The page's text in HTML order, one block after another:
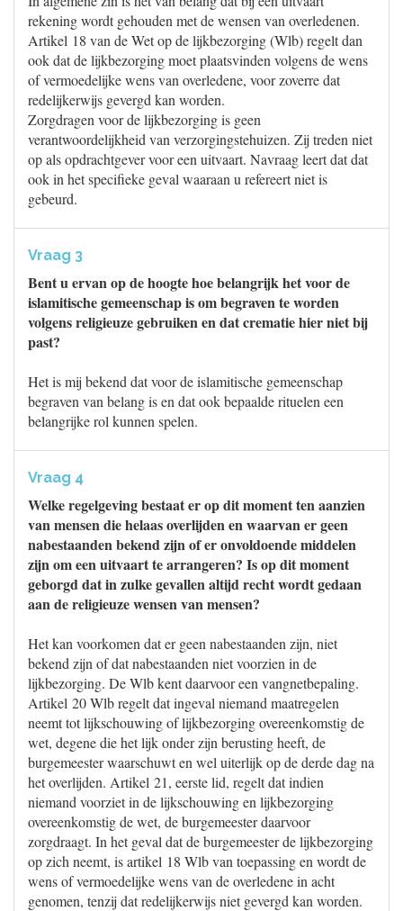
rekening wordt gehouden met de wensen van overledenen.
Artikel 18 van de Wet op de lijkbezorging (Wlb) regelt dan
ook dat de lijkbezorging moet plaatsvinden volgens de wens
of vermoedelijke wens van overledene, voor zoverre dat
redelijkerwijs gevergd kan worden.
Zorgdragen voor de lijkbezorging is geen
verantwoordelijkheid van verzorgingstehuizen. Zij treden niet
op als opdrachtgever voor een uitvaart. Navraag leert dat dat
ook in het specifieke geval waaraan u refereert niet is
gebeurd.
Vraag 3
Bent u ervan op de hoogte hoe belangrijk het voor de
islamitische gemeenschap is om begraven te worden
volgens religieuze gebruiken en dat crematie hier niet bij
past?
Het is mij bekend dat voor de islamitische gemeenschap
begraven van belang is en dat ook bepaalde rituelen een
belangrijke rol kunnen spelen.
Vraag 4
Welke regelgeving bestaat er op dit moment ten aanzien
van mensen die helaas overlijden en waarvan er geen
nabestaanden bekend zijn of er onvoldoende middelen
zijn om een uitvaart te arrangeren? Is op dit moment
geborgd dat in zulke gevallen altijd recht wordt gedaan
aan de religieuze wensen van mensen?
Het kan voorkomen dat er geen nabestaanden zijn, niet
bekend zijn of dat nabestaanden niet voorzien in de
lijkbezorging. De Wlb kent daarvoor een vangnetbepaling.
Artikel 20 Wlb regelt dat ingeval niemand maatregelen
neemt tot lijkschouwing of lijkbezorging overeenkomstig de
wet, degene die het lijk onder zijn berusting heeft, de
burgemeester waarschuwt en wel uiterlijk op de derde dag na
het overlijden. Artikel 21, eerste lid, regelt dat indien
niemand voorziet in de lijkschouwing en lijkbezorging
overeenkomstig de wet, de burgemeester daarvoor
zorgdraagt. In het geval dat de burgemeester de lijkbezorging
op zich neemt, is artikel 18 Wlb van toepassing en wordt de
wens of vermoedelijke wens van de overledene in acht
genomen, tenzij dat redelijkerwijs niet gevergd kan worden.